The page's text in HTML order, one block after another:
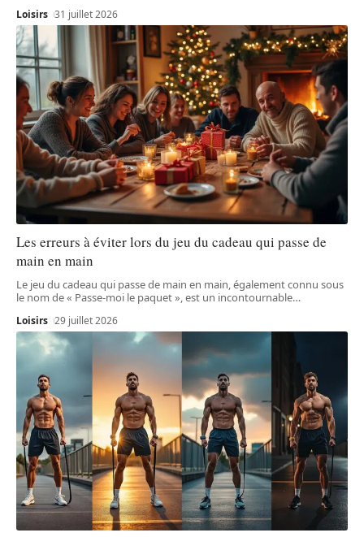
Loisirs 31 juillet 2026
Les erreurs à éviter lors du jeu du cadeau qui passe de
main en main
Le jeu du cadeau qui passe de main en main, également connu sous
le nom de « Passe-moi le paquet », est un incontournable…
Loisirs 29 juillet 2026